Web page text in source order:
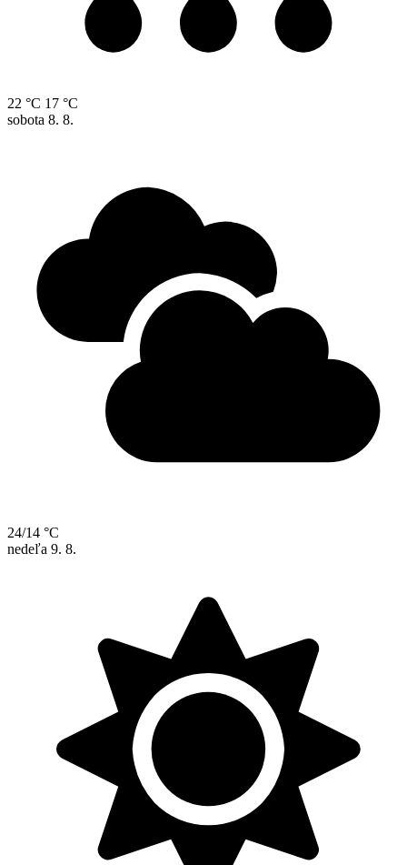
22 °C 17 °C
sobota 8. 8.
24/14 °C
nedeľa 9. 8.